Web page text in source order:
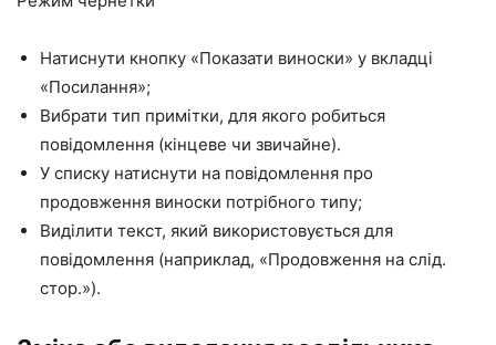
Натиснути кнопку «Показати виноски» у вкладці
«Посилання»;
Вибрати тип примітки, для якого робиться
повідомлення (кінцеве чи звичайне).
У списку натиснути на повідомлення про
продовження виноски потрібного типу;
Виділити текст, який використовується для
повідомлення (наприклад, «Продовження на слід.
стор.»).